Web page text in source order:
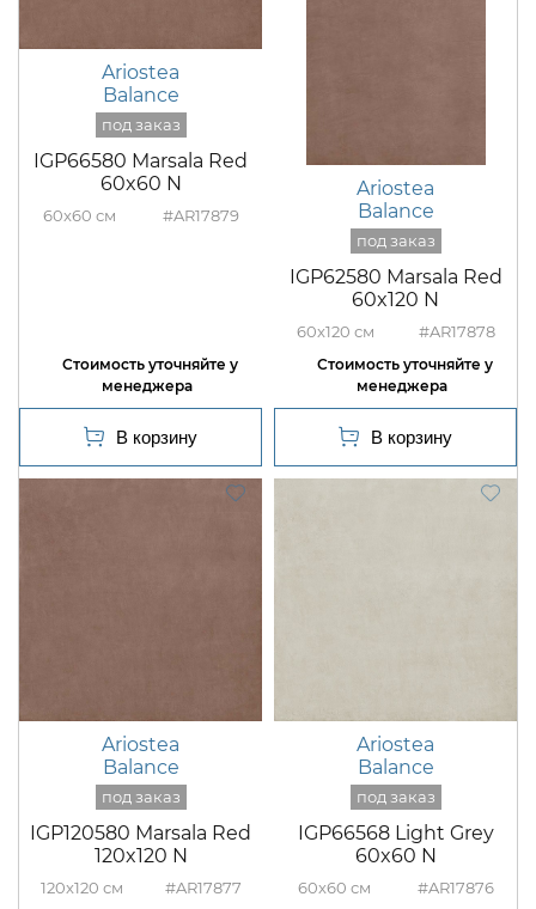
Ariostea
Balance
IGP66580 Marsala Red
60x60 N
60x60 #AR17879
Ariostea
Balance
IGP62580 Marsala Red
60x120 N
60x120 #AR17878
Ariostea
Balance
IGP120580 Marsala Red
120x120 N
120x120 #AR17877
Ariostea
Balance
IGP66568 Light Grey
60x60 N
60x60 #AR17876